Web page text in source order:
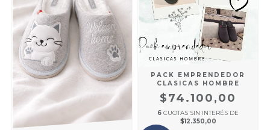
PACK EMPRENDEDOR
CLASICAS HOMBRE
$74.100,00
6 CUOTAS SIN INTERÉS DE
$12.350,00